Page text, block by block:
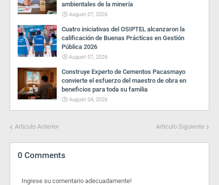
ambientales de la minería
August 07, 2026
Cuatro iniciativas del OSIPTEL alcanzaron la
calificación de Buenas Prácticas en Gestión
Pública 2026
August 07, 2026
Construye Experto de Cementos Pacasmayo
convierte el esfuerzo del maestro de obra en
beneficios para toda su familia
August 04, 2026
Artículo Anterior Artículo Siguiente
0 Comments
Ingrese su comentario adecuadamente!